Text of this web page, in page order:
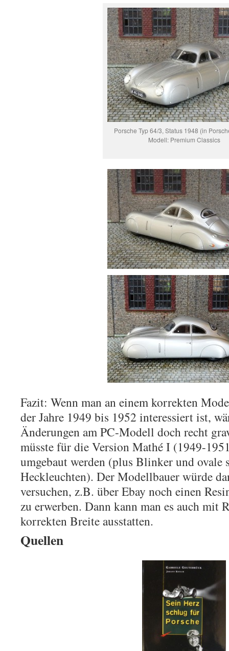
Porsche Typ 64/3, Status 1948 (in
Modell: Premium Classics
Fazit: Wenn man an einem korrekten
der Jahre 1949 bis 1952 interessiert ist,
Änderungen am PC-Modell doch recht
müsste für die Version Mathé I (1949-
umgebaut werden (plus Blinker und ovale
Heckleuchten). Der Modellbauer würde
versuchen, z.B. über Ebay noch einen
zu erwerben. Dann kann man es auch mit
korrekten Breite ausstatten.
Quellen